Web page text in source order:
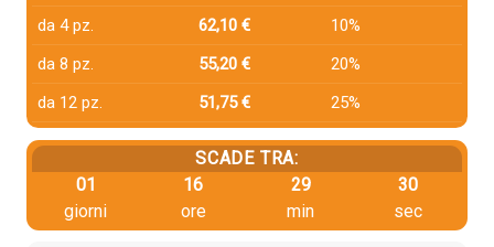
da 4 pz.
62,10 €
10%
da 8 pz.
55,20 €
20%
da 12 pz.
51,75 € 25%
SCADE TRA:
01
giorni
16
ore
29
min
29
sec